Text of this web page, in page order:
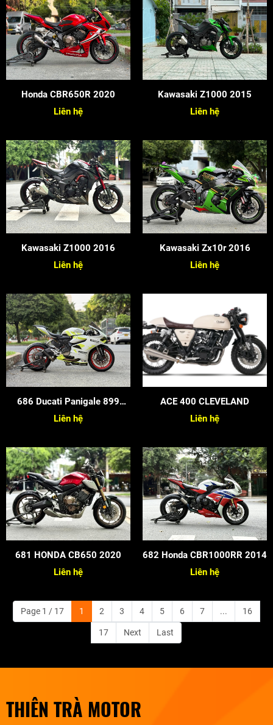
Honda CBR650R 2020
Liên hệ
Kawasaki Z1000 2015
Liên hệ
Kawasaki Z1000 2016
Liên hệ
Kawasaki Zx10r 2016
Liên hệ
686 Ducati Panigale 899
2015
Liên hệ
ACE 400 CLEVELAND
Liên hệ
681 HONDA CB650 2020
Liên hệ
682 Honda CBR1000RR 2014
Liên hệ
Page 1 / 17 1 2 3 4 5 6 7 ... 16
17 Next Last
THIÊN TRÀ MOTOR